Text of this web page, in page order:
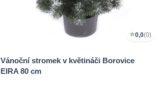
0,0(0)
Vánoční stromek v květináči Borovice
EIRA 80 cm